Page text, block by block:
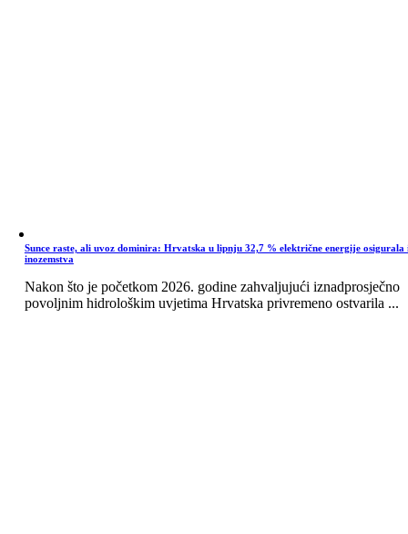
Sunce raste, ali uvoz dominira: Hrvatska u lipnju 32,7 % električne energije osigurala
inozemstva
Nakon što je početkom 2026. godine zahvaljujući iznadprosječno
povoljnim hidrološkim uvjetima Hrvatska privremeno ostvarila ...